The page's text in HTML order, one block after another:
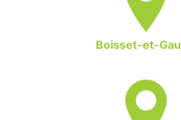
Boisset-et-